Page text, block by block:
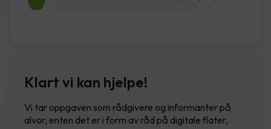
Klart vi kan hjelpe!
Vi tar oppgaven som rådgivere og informanter på
alvor, enten det er i form av råd på digitale flater,